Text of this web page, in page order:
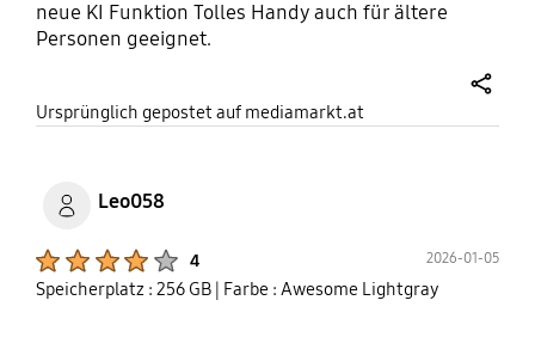
neue KI Funktion Tolles Handy auch für ältere
Personen geeignet.
Ursprünglich gepostet auf mediamarkt.at
Leo058
4 2026-01-05
Speicherplatz : 256 GB | Farbe : Awesome Lightgray